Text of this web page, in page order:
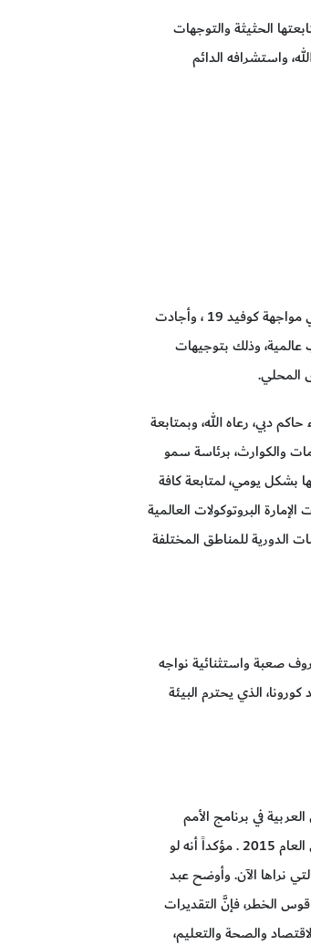
الحثيثة والتوجهات
واستشرافه الدائم
معالي حميد محمد القطامي، المدير العام لهيئة الصحة بدبي، أكَّد أنَّ دولة الإمارات العربية المتحدة قدمت نموذجاً مميزاً في مواجهة كوفيد 19 ، وأجادت
عالمية، وذلك بتوجيهات
المحلي.
دبي، رعاه الله، وبمتابعة
والكوارث، برئاسة سمو
بشكل يومي، لمتابعة كافة
الإمارة البروتوكولات العالمية
الدورية للمناطق المختلفة
ظروف صعبة واستثنائية نواجه
الذي يحترم البيئة
في برنامج الأمم
المتحدة الإنمائي، إلى أنَّ جائحة كورنا أظهرت الكثير من العيوب المتعلقة بأهداف التنمية المستدامة ال 17 ، التي أقَّرت في العام 2015 . مؤكداً أنه لو
نراها الآن. وأوضح عبد
الخطر، فإنَّ التقديرات
المتعلق بالاقتصاد والصحة والتعليم،